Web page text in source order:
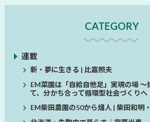
CATEGORY
連載
新・夢に生きる | 比嘉照夫
EM菜園は「自給自他足」実現の場 ～
て、分かち合って循環型社会づくりへ
EM柴田農園の50から畑人 | 柴田和明